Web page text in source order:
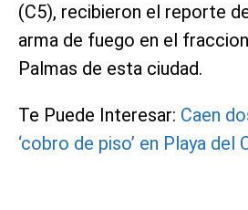
(C5), recibieron el reporte
arma de fuego en el
Palmas de esta ciudad.
Te Puede Interesar: Caen
‘cobro de piso’ en Playa del